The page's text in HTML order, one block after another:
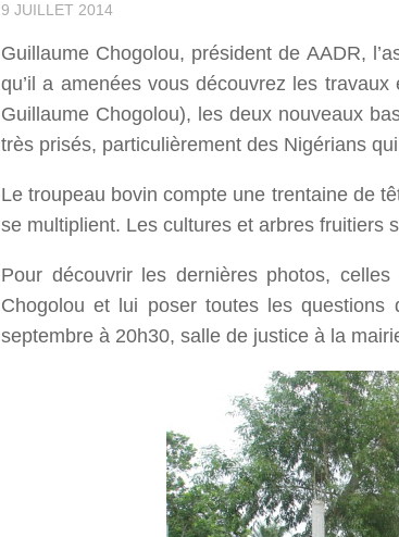
9 JUILLET 2014
Guillaume Chogolou, président de AADR,
qu’il a amenées vous découvrez les
Guillaume Chogolou), les deux nouveaux
très prisés, particulièrement des Nigérians
Le troupeau bovin compte une trentaine de
se multiplient. Les cultures et arbres fruitiers
Pour découvrir les dernières photos,
Chogolou et lui poser toutes les
septembre à 20h30, salle de justice à la